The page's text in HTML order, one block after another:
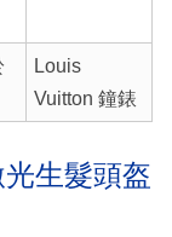
Louis
Vuitton 鐘錶
生髮頭盔